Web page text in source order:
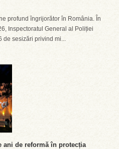
profund îngrijorător în România. În
Inspectoratul General al Poliției
de sesizări privind mi...
ani de reformă în protecția